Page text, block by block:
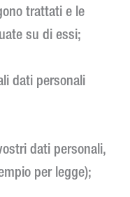
trattati e le
su di essi;
dati personali
dati personali,
per legge);